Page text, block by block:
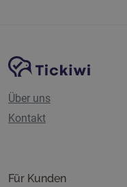
Website-
Über uns
Kontakt
Für Kunden